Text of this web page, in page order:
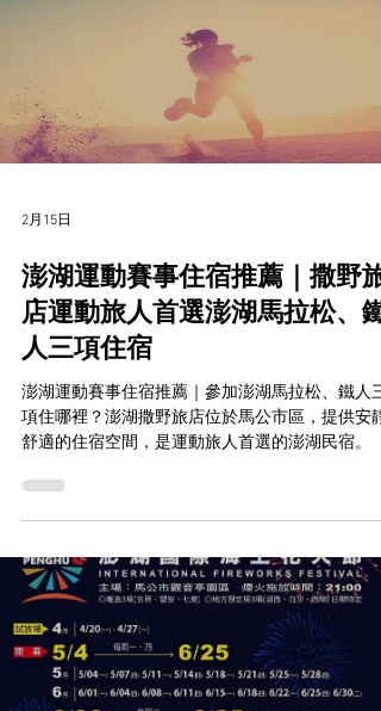
2月15日
澎湖運動賽事住宿推薦｜撒野旅
店運動旅人首選澎湖馬拉松、鐵
人三項住宿
澎湖運動賽事住宿推薦｜參加澎湖馬拉松、鐵人三
項住哪裡？澎湖撒野旅店位於馬公市區，提供安靜
舒適的住宿空間，是運動旅人首選的澎湖民宿。